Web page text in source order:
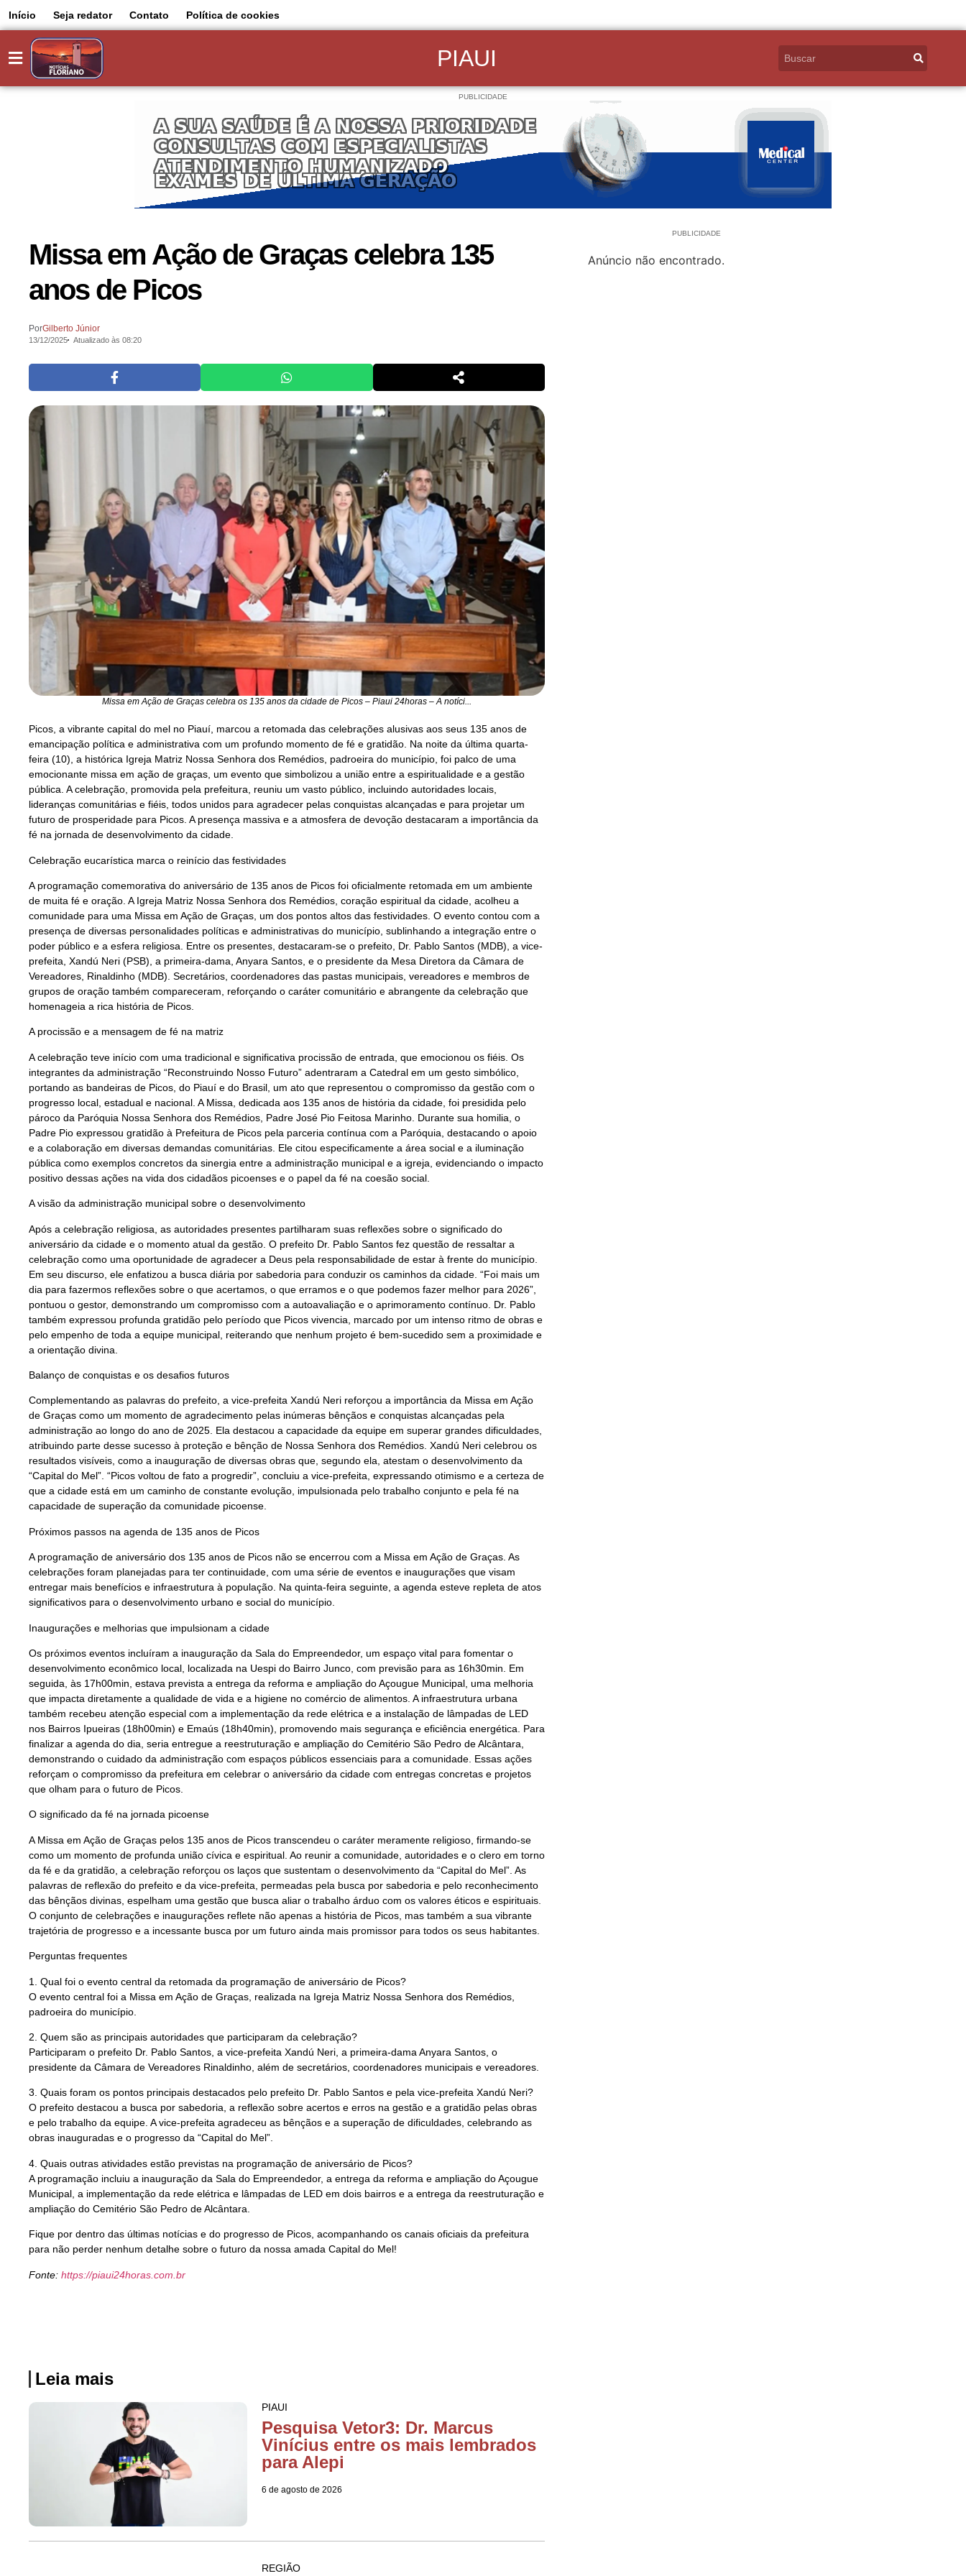
Início Seja redator Contato Política de cookies
PIAUI
PUBLICIDADE
Missa em Ação de Graças celebra 135
anos de Picos
PorGilberto Júnior
13/12/2025 Atualizado às 08:20
Missa em Ação de Graças celebra os 135 anos da cidade de Picos – Piaui 24horas – A notíci...
Picos, a vibrante capital do mel no Piauí, marcou a retomada das celebrações alusivas aos seus 135 anos de
emancipação política e administrativa com um profundo momento de fé e gratidão. Na noite da última quarta-
feira (10), a histórica Igreja Matriz Nossa Senhora dos Remédios, padroeira do município, foi palco de uma
emocionante missa em ação de graças, um evento que simbolizou a união entre a espiritualidade e a gestão
pública. A celebração, promovida pela prefeitura, reuniu um vasto público, incluindo autoridades locais,
lideranças comunitárias e fiéis, todos unidos para agradecer pelas conquistas alcançadas e para projetar um
futuro de prosperidade para Picos. A presença massiva e a atmosfera de devoção destacaram a importância da
fé na jornada de desenvolvimento da cidade.
Celebração eucarística marca o reinício das festividades
A programação comemorativa do aniversário de 135 anos de Picos foi oficialmente retomada em um ambiente
de muita fé e oração. A Igreja Matriz Nossa Senhora dos Remédios, coração espiritual da cidade, acolheu a
comunidade para uma Missa em Ação de Graças, um dos pontos altos das festividades. O evento contou com a
presença de diversas personalidades políticas e administrativas do município, sublinhando a integração entre o
poder público e a esfera religiosa. Entre os presentes, destacaram-se o prefeito, Dr. Pablo Santos (MDB), a vice-
prefeita, Xandú Neri (PSB), a primeira-dama, Anyara Santos, e o presidente da Mesa Diretora da Câmara de
Vereadores, Rinaldinho (MDB). Secretários, coordenadores das pastas municipais, vereadores e membros de
grupos de oração também compareceram, reforçando o caráter comunitário e abrangente da celebração que
homenageia a rica história de Picos.
A procissão e a mensagem de fé na matriz
A celebração teve início com uma tradicional e significativa procissão de entrada, que emocionou os fiéis. Os
integrantes da administração “Reconstruindo Nosso Futuro” adentraram a Catedral em um gesto simbólico,
portando as bandeiras de Picos, do Piauí e do Brasil, um ato que representou o compromisso da gestão com o
progresso local, estadual e nacional. A Missa, dedicada aos 135 anos de história da cidade, foi presidida pelo
pároco da Paróquia Nossa Senhora dos Remédios, Padre José Pio Feitosa Marinho. Durante sua homilia, o
Padre Pio expressou gratidão à Prefeitura de Picos pela parceria contínua com a Paróquia, destacando o apoio
e a colaboração em diversas demandas comunitárias. Ele citou especificamente a área social e a iluminação
pública como exemplos concretos da sinergia entre a administração municipal e a igreja, evidenciando o impacto
positivo dessas ações na vida dos cidadãos picoenses e o papel da fé na coesão social.
A visão da administração municipal sobre o desenvolvimento
Após a celebração religiosa, as autoridades presentes partilharam suas reflexões sobre o significado do
aniversário da cidade e o momento atual da gestão. O prefeito Dr. Pablo Santos fez questão de ressaltar a
celebração como uma oportunidade de agradecer a Deus pela responsabilidade de estar à frente do município.
Em seu discurso, ele enfatizou a busca diária por sabedoria para conduzir os caminhos da cidade. “Foi mais um
dia para fazermos reflexões sobre o que acertamos, o que erramos e o que podemos fazer melhor para 2026”,
pontuou o gestor, demonstrando um compromisso com a autoavaliação e o aprimoramento contínuo. Dr. Pablo
também expressou profunda gratidão pelo período que Picos vivencia, marcado por um intenso ritmo de obras e
pelo empenho de toda a equipe municipal, reiterando que nenhum projeto é bem-sucedido sem a proximidade e
a orientação divina.
Balanço de conquistas e os desafios futuros
Complementando as palavras do prefeito, a vice-prefeita Xandú Neri reforçou a importância da Missa em Ação
de Graças como um momento de agradecimento pelas inúmeras bênçãos e conquistas alcançadas pela
administração ao longo do ano de 2025. Ela destacou a capacidade da equipe em superar grandes dificuldades,
atribuindo parte desse sucesso à proteção e bênção de Nossa Senhora dos Remédios. Xandú Neri celebrou os
resultados visíveis, como a inauguração de diversas obras que, segundo ela, atestam o desenvolvimento da
“Capital do Mel”. “Picos voltou de fato a progredir”, concluiu a vice-prefeita, expressando otimismo e a certeza de
que a cidade está em um caminho de constante evolução, impulsionada pelo trabalho conjunto e pela fé na
capacidade de superação da comunidade picoense.
Próximos passos na agenda de 135 anos de Picos
A programação de aniversário dos 135 anos de Picos não se encerrou com a Missa em Ação de Graças. As
celebrações foram planejadas para ter continuidade, com uma série de eventos e inaugurações que visam
entregar mais benefícios e infraestrutura à população. Na quinta-feira seguinte, a agenda esteve repleta de atos
significativos para o desenvolvimento urbano e social do município.
Inaugurações e melhorias que impulsionam a cidade
Os próximos eventos incluíram a inauguração da Sala do Empreendedor, um espaço vital para fomentar o
desenvolvimento econômico local, localizada na Uespi do Bairro Junco, com previsão para as 16h30min. Em
seguida, às 17h00min, estava prevista a entrega da reforma e ampliação do Açougue Municipal, uma melhoria
que impacta diretamente a qualidade de vida e a higiene no comércio de alimentos. A infraestrutura urbana
também recebeu atenção especial com a implementação da rede elétrica e a instalação de lâmpadas de LED
nos Bairros Ipueiras (18h00min) e Emaús (18h40min), promovendo mais segurança e eficiência energética. Para
finalizar a agenda do dia, seria entregue a reestruturação e ampliação do Cemitério São Pedro de Alcântara,
demonstrando o cuidado da administração com espaços públicos essenciais para a comunidade. Essas ações
reforçam o compromisso da prefeitura em celebrar o aniversário da cidade com entregas concretas e projetos
que olham para o futuro de Picos.
O significado da fé na jornada picoense
A Missa em Ação de Graças pelos 135 anos de Picos transcendeu o caráter meramente religioso, firmando-se
como um momento de profunda união cívica e espiritual. Ao reunir a comunidade, autoridades e o clero em torno
da fé e da gratidão, a celebração reforçou os laços que sustentam o desenvolvimento da “Capital do Mel”. As
palavras de reflexão do prefeito e da vice-prefeita, permeadas pela busca por sabedoria e pelo reconhecimento
das bênçãos divinas, espelham uma gestão que busca aliar o trabalho árduo com os valores éticos e espirituais.
O conjunto de celebrações e inaugurações reflete não apenas a história de Picos, mas também a sua vibrante
trajetória de progresso e a incessante busca por um futuro ainda mais promissor para todos os seus habitantes.
Perguntas frequentes
1. Qual foi o evento central da retomada da programação de aniversário de Picos?
O evento central foi a Missa em Ação de Graças, realizada na Igreja Matriz Nossa Senhora dos Remédios,
padroeira do município.
2. Quem são as principais autoridades que participaram da celebração?
Participaram o prefeito Dr. Pablo Santos, a vice-prefeita Xandú Neri, a primeira-dama Anyara Santos, o
presidente da Câmara de Vereadores Rinaldinho, além de secretários, coordenadores municipais e vereadores.
3. Quais foram os pontos principais destacados pelo prefeito Dr. Pablo Santos e pela vice-prefeita Xandú Neri?
O prefeito destacou a busca por sabedoria, a reflexão sobre acertos e erros na gestão e a gratidão pelas obras
e pelo trabalho da equipe. A vice-prefeita agradeceu as bênçãos e a superação de dificuldades, celebrando as
obras inauguradas e o progresso da “Capital do Mel”.
4. Quais outras atividades estão previstas na programação de aniversário de Picos?
A programação incluiu a inauguração da Sala do Empreendedor, a entrega da reforma e ampliação do Açougue
Municipal, a implementação da rede elétrica e lâmpadas de LED em dois bairros e a entrega da reestruturação e
ampliação do Cemitério São Pedro de Alcântara.
Fique por dentro das últimas notícias e do progresso de Picos, acompanhando os canais oficiais da prefeitura
para não perder nenhum detalhe sobre o futuro da nossa amada Capital do Mel!
Fonte: https://piaui24horas.com.br
Leia mais
PIAUI
Pesquisa Vetor3: Dr. Marcus
Vinícius entre os mais lembrados
para Alepi
6 de agosto de 2026
REGIÃO
PUBLICIDADE
Anúncio não encontrado.